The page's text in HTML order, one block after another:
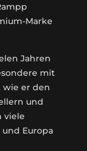
Marke
Jahren
mit
wie er den
und
viele
und Europa